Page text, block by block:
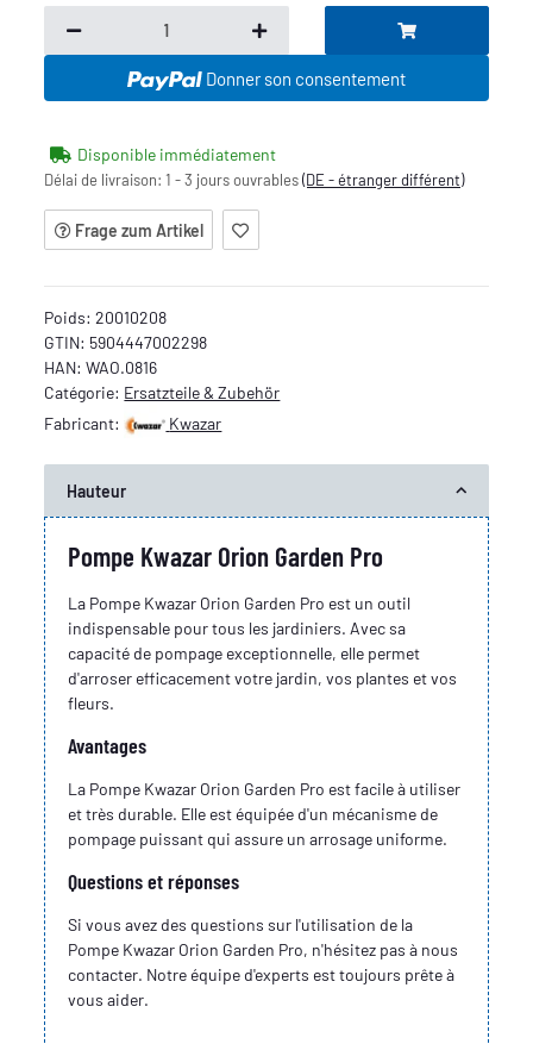
Donner son consentement
Disponible immédiatement
Délai de livraison:1 - 3 jours ouvrables(DE - étranger différent)
Frage zum Artikel
Poids:20010208
GTIN: 5904447002298
HAN: WAO.0816
Catégorie: Ersatzteile & Zubehör
Fabricant:
Kwazar
Hauteur
Pompe Kwazar Orion Garden Pro
La Pompe Kwazar Orion Garden Pro est un outil
indispensable pour tous les jardiniers. Avec sa
capacité de pompage exceptionnelle, elle permet
d'arroser efficacement votre jardin, vos plantes et vos
fleurs.
Avantages
La Pompe Kwazar Orion Garden Pro est facile à utiliser
et très durable. Elle est équipée d'un mécanisme de
pompage puissant qui assure un arrosage uniforme.
Questions et réponses
Si vous avez des questions sur l'utilisation de la
Pompe Kwazar Orion Garden Pro, n'hésitez pas à nous
contacter. Notre équipe d'experts est toujours prête à
vous aider.